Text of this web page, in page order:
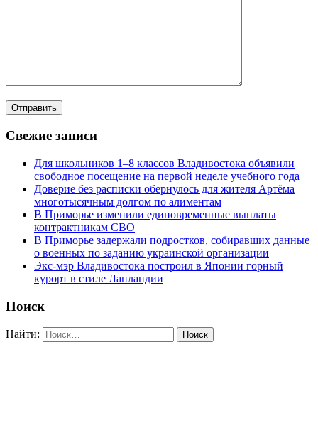
Свежие записи
Для школьников 1–8 классов Владивостока объявили
свободное посещение на первой неделе учебного года
Доверие без расписки обернулось для жителя Артёма
многотысячным долгом по алиментам
В Приморье изменили единовременные выплаты
контрактникам СВО
В Приморье задержали подростков, собиравших данные
о военных по заданию украинской организации
Экс-мэр Владивостока построил в Японии горный
курорт в стиле Лапландии
Поиск
Найти: